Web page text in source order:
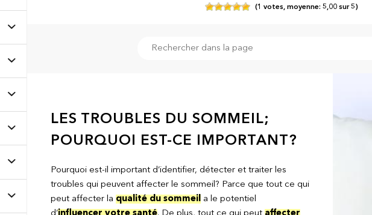
(1 votes, moyenne: 5,00 sur5)
LES TROUBLES DU SOMMEIL;
POURQUOI EST-CE IMPORTANT?
Pourquoi est-il important d’identifier, détecter et traiter les
troubles qui peuvent affecter le sommeil? Parce que tout ce qui
peut affecter la qualité du sommeila le potentiel